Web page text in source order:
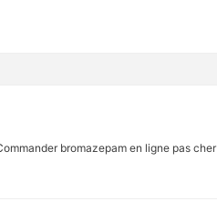
bromazepam en ligne pas cher